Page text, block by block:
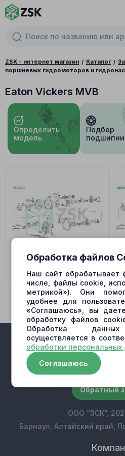
ZSK - интернет магазин Каталог
поршневых гидромоторов и
Eaton Vickers MVB
MVB10
Определить
модель
Подбор
+7 (909)
Обратный
ООО “ЗСК”,
Барнаул, Алтайский край,
Обработка файлов
Наш сайт обрабатывает
числе, файлы cookie,
метрикой»). Они
удобнее для
«Соглашаюсь», вы
обработку файлов
Обработка данных
осуществляется в
обработки персональных
Соглашаюсь